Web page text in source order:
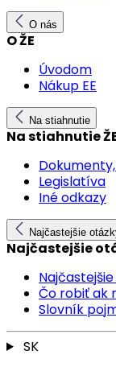
O nás
O ŽE
Úvodom
Nákup EE
Na stiahnutie
Na stiahnutie
Legislatíva
Iné odkazy
Najčastejšie
Najčastejšie
Čo robiť ak
Slovník
SK